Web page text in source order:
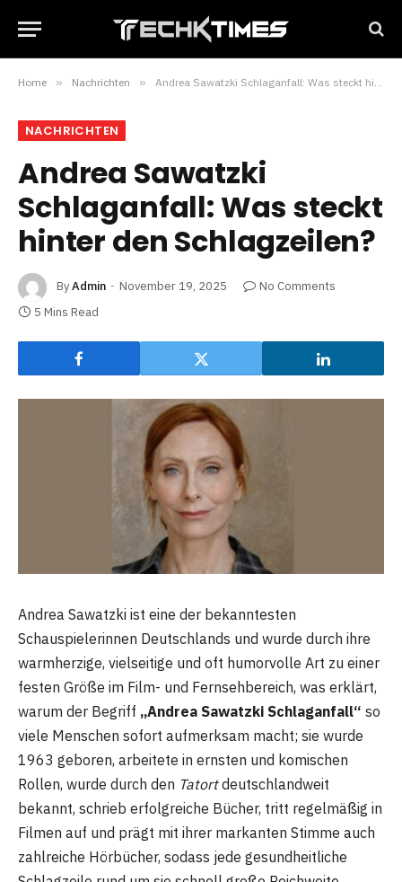
Home » Nachrichten » Andrea Sawatzki Schlaganfall: Was steckt hinter den Schlagzeilen?
NACHRICHTEN
Andrea Sawatzki
Schlaganfall: Was steckt
hinter den Schlagzeilen?
ByAdmin November 19, 2025
No Comments
5 Mins Read
Andrea Sawatzki ist eine der bekanntesten
Schauspielerinnen Deutschlands und wurde durch ihre
warmherzige, vielseitige und oft humorvolle Art zu einer
festen Größe im Film- und Fernsehbereich, was erklärt,
warum der Begriff „Andrea Sawatzki Schlaganfall“ so
viele Menschen sofort aufmerksam macht; sie wurde
1963 geboren, arbeitete in ernsten und komischen
Rollen, wurde durch den Tatortdeutschlandweit
bekannt, schrieb erfolgreiche Bücher, tritt regelmäßig in
Filmen auf und prägt mit ihrer markanten Stimme auch
zahlreiche Hörbücher, sodass jede gesundheitliche